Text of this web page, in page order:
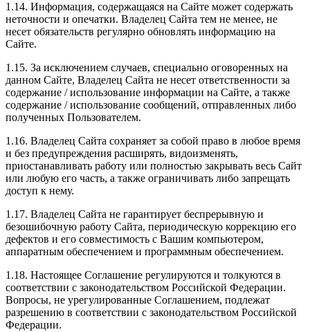
1.14. Информация, содержащаяся на Сайте может содержать
неточности и опечатки. Владелец Сайта тем не менее, не
несет обязательств регулярно обновлять информацию на
Сайте.
1.15. За исключением случаев, специально оговоренных на
данном Сайте, Владелец Сайта не несет ответственности за
содержание / использование информации на Сайте, а также
содержание / использование сообщений, отправленных либо
полученных Пользователем.
1.16. Владелец Сайта сохраняет за собой право в любое время
и без предупреждения расширять, видоизменять,
приостанавливать работу или полностью закрывать весь Сайт
или любую его часть, а также ограничивать либо запрещать
доступ к нему.
1.17. Владелец Сайта не гарантирует беспрерывную и
безошибочную работу Сайта, периодическую коррекцию его
дефектов и его совместимость с Вашим компьютером,
аппаратным обеспечением и программным обеспечением.
1.18. Настоящее Соглашение регулируются и толкуются в
соответствии с законодательством Российской Федерации.
Вопросы, не урегулированные Соглашением, подлежат
разрешению в соответствии с законодательством Российской
Федерации.